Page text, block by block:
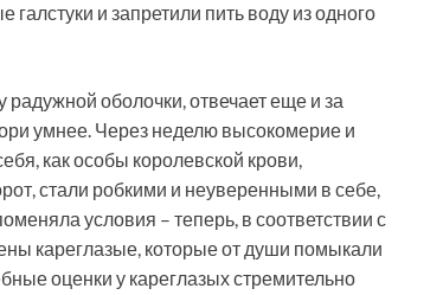
и запретили пить воду из одного
оболочки, отвечает еще и за
умнее. Через неделю высокомерие и
как особы королевской крови,
стали робкими и неуверенными в себе,
условия – теперь, в соответствии с
кареглазые, которые от души помыкали
оценки у кареглазых стремительно